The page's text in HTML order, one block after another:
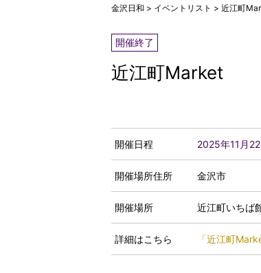
金沢日和 > イベントリスト > 近江町
開催終了
近江町Market
開催日程 2025年11月
開催場所住所 金沢市
開催場所 近江町いちば
詳細はこちら 「近江町